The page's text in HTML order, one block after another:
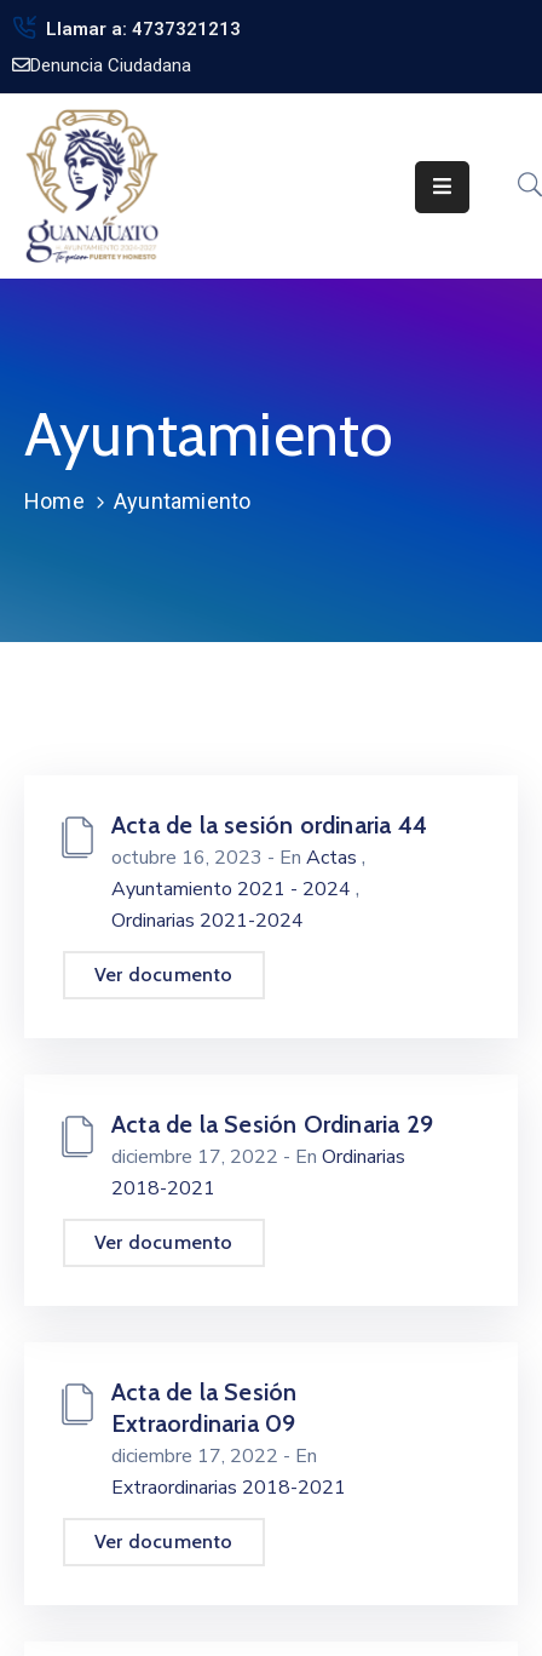
Llamar a: 4737321213
Denuncia Ciudadana
Inicio
Gobierno
Trámites
Noticias
Pública
Biblioteca
Ayuntamiento
Home Ayuntamiento
Acta de la sesión ordinaria 44
octubre 16, 2023 - En Actas ,
Ayuntamiento 2021 - 2024 ,
Ordinarias 2021-2024
Ver documento
Acta de la Sesión Ordinaria 29
diciembre 17, 2022 - En Ordinarias
2018-2021
Ver documento
Acta de la Sesión
Extraordinaria 09
diciembre 17, 2022 - En
Extraordinarias 2018-2021
Ver documento